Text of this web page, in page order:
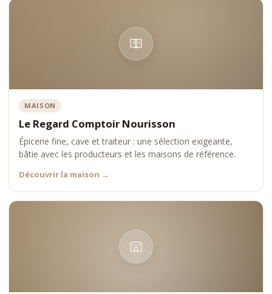
MAISON
Le Regard Comptoir Nourisson
Épicerie fine, cave et traiteur : une sélection exigeante,
bâtie avec les producteurs et les maisons de référence.
Découvrir la maison →